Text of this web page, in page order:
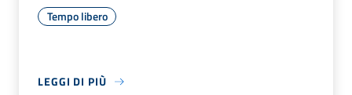
Tempo libero
LEGGI DI PIÙ